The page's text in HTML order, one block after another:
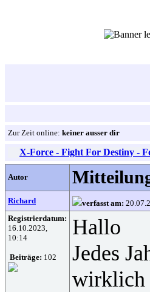
Zur Zeit online: keiner ausser dir
X-Force - Fight For Destiny -
Autor
Richard verfasst am:
Registrierdatum:
16.10.2023,
10:14
Beiträge: 102
Hallo
Jedes
wirklich